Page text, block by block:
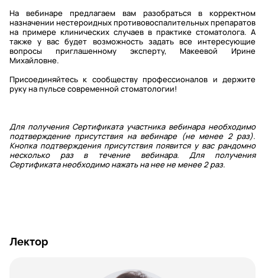
На вебинаре предлагаем вам разобраться в корректном
назначении нестероидных противовоспалительных препаратов
на примере клинических случаев в практике стоматолога. А
также у вас будет возможность задать все интересующие
вопросы приглашенному эксперту, Макеевой Ирине
Михайловне.
Присоединяйтесь к сообществу профессионалов и держите
руку на пульсе современной стоматологии!
Для получения Сертификата участника вебинара необходимо
подтверждение присутствия на вебинаре (не менее 2 раз).
Кнопка подтверждения присутствия появится у вас рандомно
несколько раз в течение вебинара. Для получения
Сертификата необходимо нажать на нее не менее 2 раз.
Лектор